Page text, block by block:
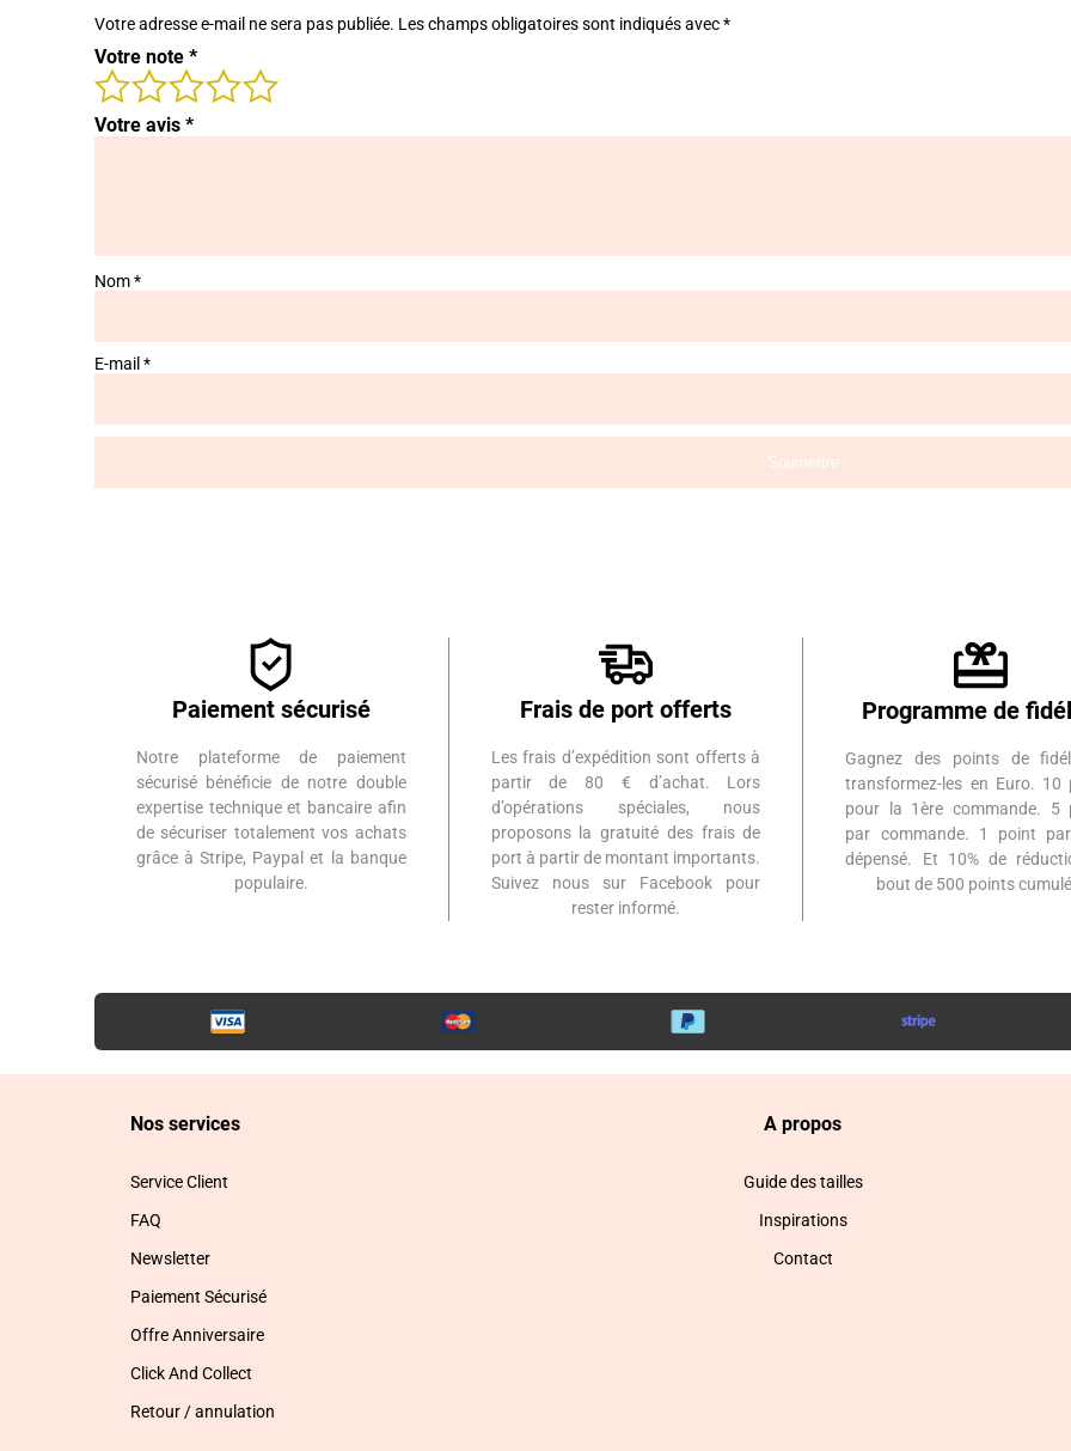
Votre adresse e-mail ne sera pas publiée. Les champs obligatoires sont indiqués avec*
Votre note *
Votre avis *
Nom*
E-mail*
Paiement sécurisé
Notre plateforme de paiement
sécurisé bénéficie de notre double
expertise technique et bancaire afin
de sécuriser totalement vos achats
grâce à Stripe, Paypal et la banque
populaire.
Frais de port offerts
Les frais d’expédition sont offerts à
partir de 80 € d’achat. Lors
d’opérations spéciales, nous
proposons la gratuité des frais de
port à partir de montant importants.
Suivez nous sur Facebook pour
rester informé.
Programme de
Gagnez des points de
transformez-les en Euro. 10
pour la 1ère commande. 5
par commande. 1 point
dépensé. Et 10% de
bout de 500 points
Nos services
Service Client
FAQ
Newsletter
Paiement Sécurisé
Offre Anniversaire
Click And Collect
Retour / annulation
A propos
Guide des tailles
Inspirations
Contact